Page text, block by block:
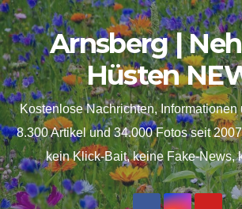
springen
Skip
to
content
Arnsberg |
Hüsten
Kostenlose Nachrichten, Informationen
8.300 Artikel und 34.000 Fotos seit
kein Klick-Bait, keine Fake-News,